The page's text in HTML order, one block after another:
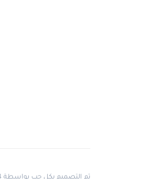
تم التصميم بكل حب بواسطة SYR Solutions © 2024